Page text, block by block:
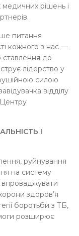
медичних рішень і
питання
кожного з нас —
ставлення до
лідерство у
силою
відділу
І
руйнування
на систему
здоров’я
боротьби з ТБ,
розширює